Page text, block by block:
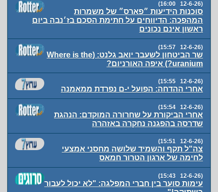
(12-6-26 16:00)
סוכנות הידיעות ״פארס״ של משמרות
המהפכה: הדיווחים על חתימת הסכם בז׳נבה ביום
ראשון אינם נכונים
(12-6-26 15:57)
שר הביטחון לשעבר יואב גלנט: (Where is the
uranium?) איפה האורניום?
(12-6-26 15:55)
אחרי ההדחה: הפועל י-ם נפרדת ממאמנה
(12-6-26 15:54)
אחרי הביקורת על שחרורה המוקדם: הנהגת
שדרסה בהפגנה נחקרה באזהרה
(12-6-26 15:51)
צה"ל תקף והשמיד שלושה מחסני אמצעי
לחימה של ארגון הטרור חמאס
(12-6-26 15:43)
עימות סוער בין חברי המפלגה: "לא יכול לעבור